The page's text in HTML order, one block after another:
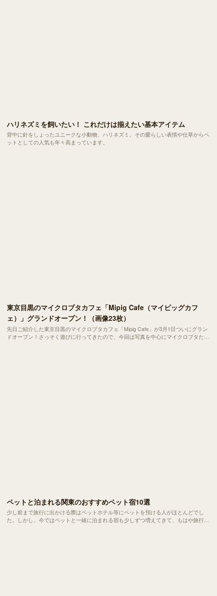
ハリネズミを飼いたい！ これだけは揃えたい基本アイテム
背中に針をしょったユニークな小動物、ハリネズミ。その愛らしい表情や仕草からペ
ットとしての人気も年々高まっています。
東京目黒のマイクロブタカフェ「Mipig Cafe（マイピッグカフ
ェ）」グランドオープン！（画像23枚）
先日ご紹介した東京目黒のマイクロブタカフェ「Mipig Cafe」が3月1日ついにグラン
ドオープン！さっそく遊びに行ってきたので、今回は写真を中心にマイクロブタたち
ペットと泊まれる関東のおすすめペット宿10選
少し前まで旅行に出かける際はペットホテル等にペットを預ける人がほとんどでし
た。しかし、今ではペットと一緒に泊まれる宿も少しずつ増えてきて、もはや旅行は